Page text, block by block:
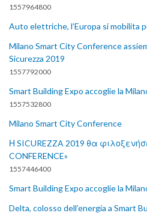
1557964800
Auto elettriche, l’Europa si mobilita
Milano Smart City Conference
Sicurezza 2019
1557792000
Smart Building Expo accoglie la
1557532800
Milano Smart City Conference
Η SICUREZZA 2019 θα
CONFERENCE»
1557446400
Smart Building Expo accoglie la
Delta, colosso dell’energia a Smart